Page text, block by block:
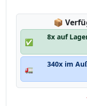
📦
✅
8x auf
🚛
340x im